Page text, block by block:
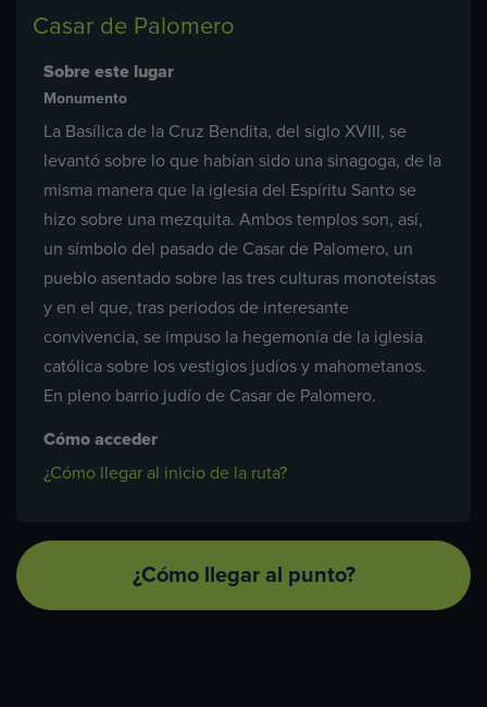
Casar de Palomero
Sobre este lugar
Monumento
La Basílica de la Cruz Bendita, del siglo XVIII, se
levantó sobre lo que habían sido una sinagoga, de la
misma manera que la iglesia del Espíritu Santo se
hizo sobre una mezquita. Ambos templos son, así,
un símbolo del pasado de Casar de Palomero, un
pueblo asentado sobre las tres culturas monoteístas
y en el que, tras periodos de interesante
convivencia, se impuso la hegemonía de la iglesia
católica sobre los vestigios judíos y mahometanos.
En pleno barrio judío de Casar de Palomero.
Cómo acceder
¿Cómo llegar al inicio de la ruta?
¿Cómo llegar al punto?